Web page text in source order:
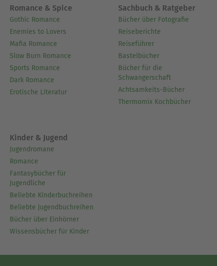
Romance & Spice
Gothic Romance
Enemies to Lovers
Mafia Romance
Slow Burn Romance
Sports Romance
Dark Romance
Erotische Literatur
Sachbuch & Ratgeber
Bücher über Fotografie
Reiseberichte
Reiseführer
Bastelbücher
Bücher für die
Schwangerschaft
Achtsamkeits-Bücher
Thermomix Kochbücher
Kinder & Jugend
Jugendromane
Romance
Fantasybücher für
Jugendliche
Beliebte Kinderbuchreihen
Beliebte Jugendbuchreihen
Bücher über Einhörner
Wissensbücher für Kinder